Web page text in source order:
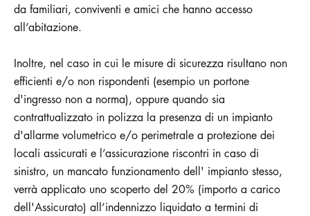
da familiari, conviventi e amici che hanno accesso
all’abitazione.
Inoltre, nel caso in cui le misure di sicurezza risultano non
efficienti e/o non rispondenti (esempio un portone
d'ingresso non a norma), oppure quando sia
contrattualizzato in polizza la presenza di un impianto
d'allarme volumetrico e/o perimetrale a protezione dei
locali assicurati e l’assicurazione riscontri in caso di
sinistro, un mancato funzionamento dell' impianto stesso,
verrà applicato uno scoperto del 20% (importo a carico
dell'Assicurato) all’indennizzo liquidato a termini di